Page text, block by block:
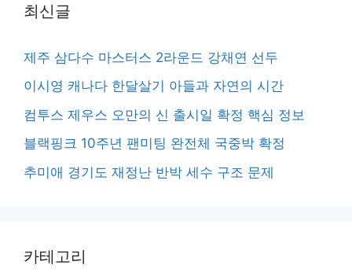
최신글
제주 삼다수 마스터스 2라운드 강채연 선두
이시영 캐나다 한달살기 아들과 자연의 시간
컴투스 제우스 오만의 신 출시일 확정 핵심 정보
블랙핑크 10주년 팬미팅 완전체 국중박 확정
추미애 경기도 재정난 반박 세수 구조 문제
카테고리